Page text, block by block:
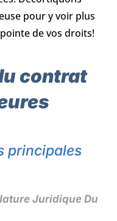
pour y voir plus
de vos droits!
contrat
principales
Juridique Du